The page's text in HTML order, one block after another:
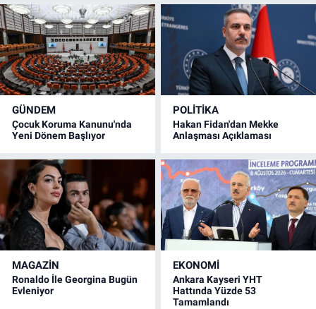
GÜNDEM
Çocuk Koruma Kanunu'nda
Yeni Dönem Başlıyor
POLİTİKA
Hakan Fidan'dan Mekke
Anlaşması Açıklaması
MAGAZİN
Ronaldo İle Georgina Bugün
Evleniyor
EKONOMİ
Ankara Kayseri YHT
Hattında Yüzde 53
Tamamlandı